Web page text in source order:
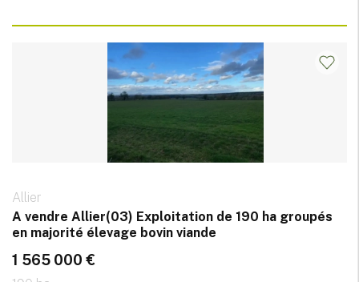
Allier
A vendre Allier(03) Exploitation de 190 ha groupés
en majorité élevage bovin viande
1 565 000 €